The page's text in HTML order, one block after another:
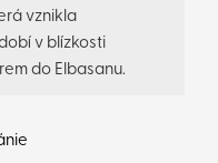
vznikla
v blízkosti
do Elbasanu.